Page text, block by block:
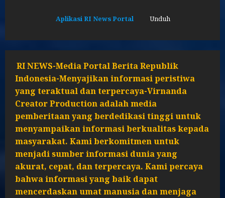
Aplikasi RI News Portal Unduh
RI NEWS-Media Portal Berita Republik
Indonesia-Menyajikan informasi peristiwa
yang teraktual dan terpercaya-Virnanda
Creator Production adalah media
pemberitaan yang berdedikasi tinggi untuk
menyampaikan informasi berkualitas kepada
masyarakat. Kami berkomitmen untuk
menjadi sumber informasi dunia yang
akurat, cepat, dan terpercaya. Kami percaya
bahwa informasi yang baik dapat
mencerdaskan umat manusia dan menjaga